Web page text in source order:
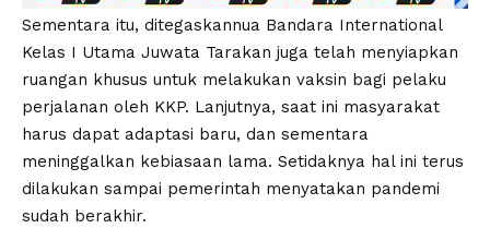
Sementara itu, ditegaskannua Bandara International
Kelas I Utama Juwata Tarakan juga telah menyiapkan
ruangan khusus untuk melakukan vaksin bagi pelaku
perjalanan oleh KKP. Lanjutnya, saat ini masyarakat
harus dapat adaptasi baru, dan sementara
meninggalkan kebiasaan lama. Setidaknya hal ini terus
dilakukan sampai pemerintah menyatakan pandemi
sudah berakhir.